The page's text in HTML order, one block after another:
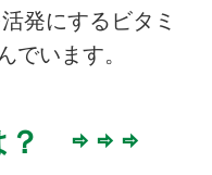
発にするビタミ
でいます。
？ ⇨ ⇨ ⇨